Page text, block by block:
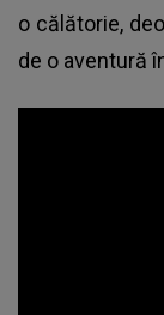
o călătorie,
de o aventură